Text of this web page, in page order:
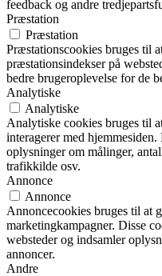
feedback og andre
Præstation
Præstation
Præstationscookies bruges til
præstationsindekser på
bedre brugeroplevelse for de
Analytiske
Analytiske
Analytiske cookies bruges til
interagerer med
oplysninger om målinger,
trafikkilde osv.
Annonce
Annonce
Annoncecookies bruges til at
marketingkampagner. Disse
websteder og indsamler
annoncer.
Andre